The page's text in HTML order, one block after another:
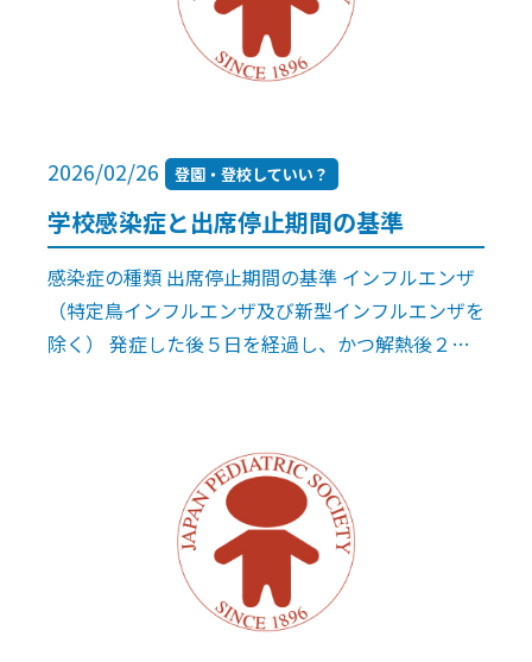
2026/02/26 登園・登校していい？
学校感染症と出席停止期間の基準
感染症の種類 出席停止期間の基準 インフルエンザ
（特定鳥インフルエンザ及び新型インフルエンザを
除く） 発症した後５日を経過し、かつ解熱後２日